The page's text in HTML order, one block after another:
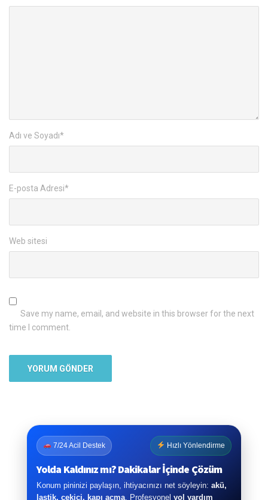
Adı ve Soyadı*
E-posta Adresi*
Web sitesi
Save my name, email, and website in this browser for the next
time I comment.
7/24 Acil Destek Hızlı Yönlendirme
Yolda Kaldınız mı? Dakikalar İçinde Çözüm
Konum pininizi paylaşın, ihtiyacınızı net söyleyin: akü,
lastik, çekici, kapı açma . Profesyonel yol yardım